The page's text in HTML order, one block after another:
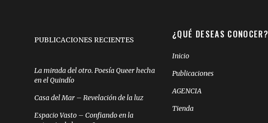
PUBLICACIONES RECIENTES
La mirada del otro. Poesía Queer hecha
en el Quindío
Casa del Mar – Revelación de la luz
Espacio Vasto – Confiando en la
¿QUÉ DESEAS CONOCER?
Inicio
Publicaciones
AGENCIA
Tienda